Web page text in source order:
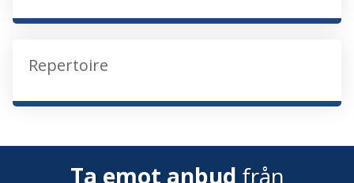
Repertoire
Ta emot anbud från